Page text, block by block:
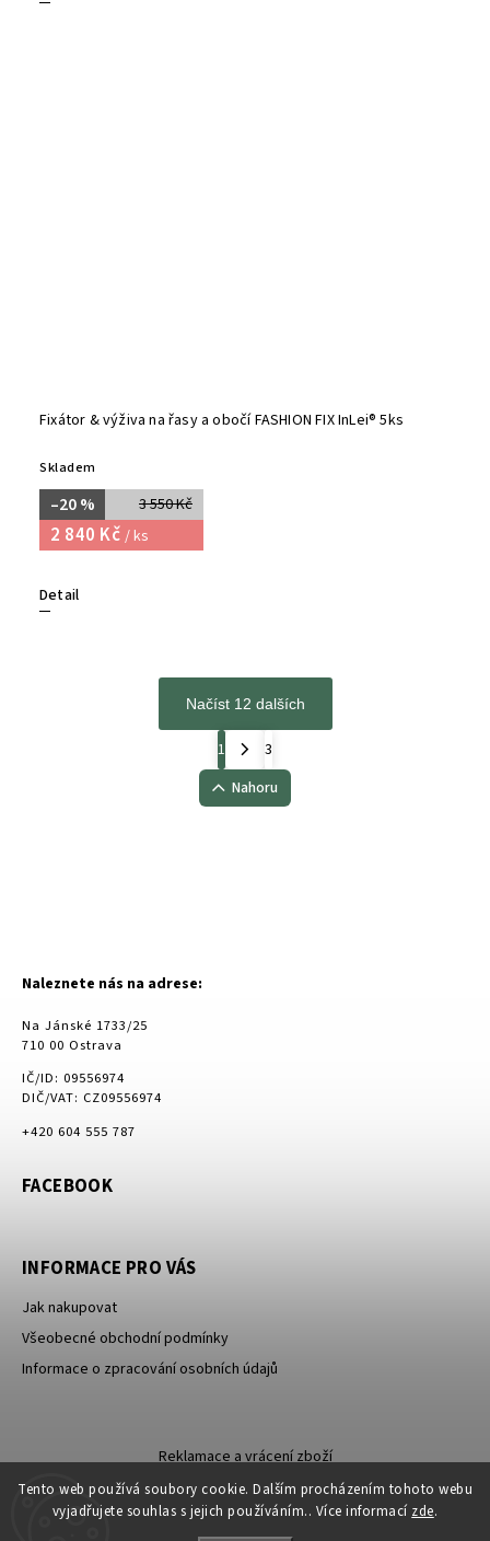
Tento web používá soubory cookie. Dalším procházením tohoto webu
vyjadřujete souhlas s jejich používáním.. Více informací zde.
Fixátor & výživa na řasy a obočí FASHION FIX InLei® 5ks
Skladem
3 550 Kč
–20 %
2 840 Kč / ks
Detail
Načíst 12 dalších
1
3
Nahoru
Naleznete nás na adrese:
Na Jánské 1733/25
710 00 Ostrava
IČ/ID: 09556974
DIČ/VAT: CZ09556974
+420 604 555 787
FACEBOOK
INFORMACE PRO VÁS
Jak nakupovat
Všeobecné obchodní podmínky
Informace o zpracování osobních údajů
Reklamace a vrácení zboží